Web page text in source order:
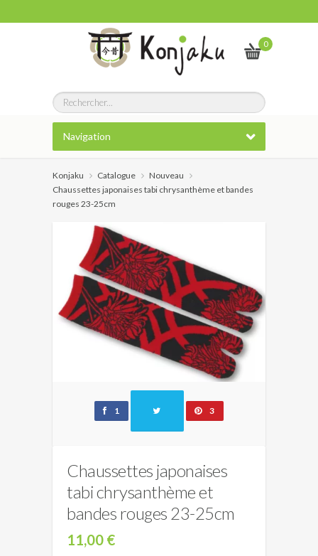
0
Navigation
Konjaku Catalogue
Nouveau
Chaussettes japonaises tabi chrysanthème et bandes
rouges 23-25cm
1 3
Chaussettes japonaises
tabi chrysanthème et
bandes rouges 23-25cm
11,00 €